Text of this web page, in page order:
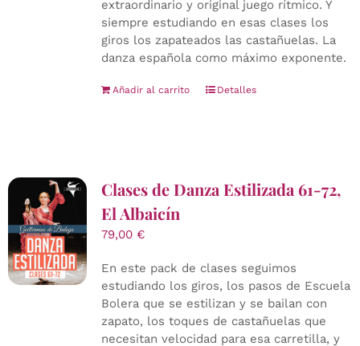
extraordinario y original juego rítmico. Y
siempre estudiando en esas clases los
giros los zapateados las castañuelas. La
danza española como máximo exponente.
Añadir al carrito Detalles
Clases de Danza Estilizada 61-72,
El Albaicín
79,00 €
En este pack de clases seguimos
estudiando los giros, los pasos de Escuela
Bolera que se estilizan y se bailan con
zapato, los toques de castañuelas que
necesitan velocidad para esa carretilla, y